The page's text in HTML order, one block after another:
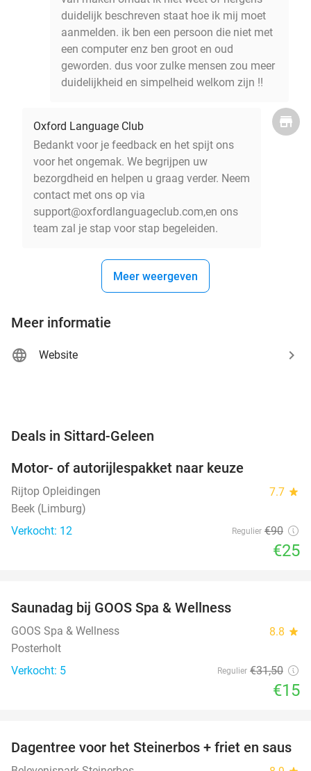
duidelijk beschreven staat hoe ik mij moet
aanmelden. ik ben een persoon die niet met
een computer enz ben groot en oud
geworden. dus voor zulke mensen zou meer
duidelijkheid en simpelheid welkom zijn !!
Oxford Language Club
Bedankt voor je feedback en het spijt ons
voor het ongemak. We begrijpen uw
bezorgdheid en helpen u graag verder. Neem
contact met ons op via
support@oxfordlanguageclub.com,en ons
team zal je stap voor stap begeleiden.
Meer weergeven
Meer informatie
Website
Deals in Sittard-Geleen
Motor- of autorijlespakket naar keuze
Rijtop Opleidingen 7.7 star
Beek (Limburg)
Verkocht: 12
Regulier €90
€25
TODAY
Saunadag bij GOOS Spa & Wellness
GOOS Spa & Wellness 8.8 star
Posterholt
Verkocht: 5
Regulier €31,50
€15
37%
Dagentree voor het Steinerbos + friet en saus